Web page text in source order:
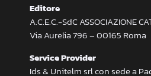
Editore
A.C.E.C.-SdC ASSOCIAZIONE
Via Aurelia 796 – 00165 Roma
Service Provider
Ids & Unitelm srl con sede a